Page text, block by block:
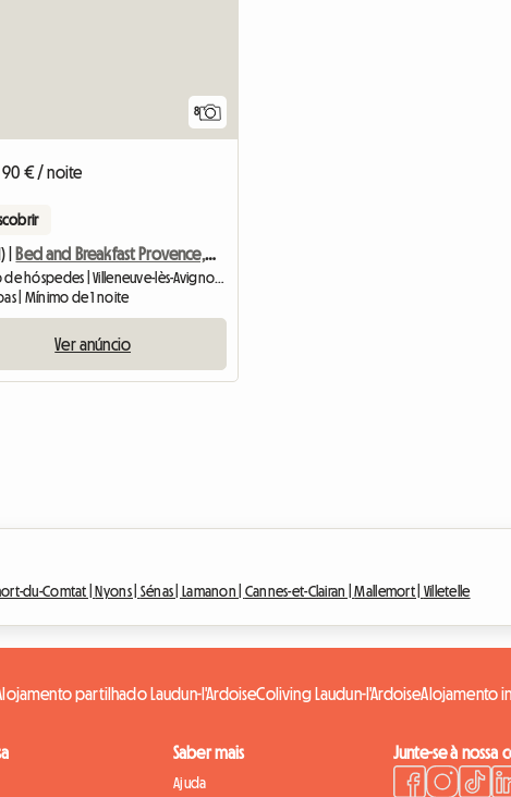
8
90 € / noite
| Bed and Breakfast Provence, em frente a Avignon
| Mínimo de 1 noite
Ver anúncio
du-Comtat |Nyons | Sénas | Lamanon | Cannes-et-Clairan |Mallemort | Villetelle
partilhado Laudun-l'ArdoiseColiving Laudun-l'ArdoiseAlojamento
Saber mais
Ajuda
Junte-se à nossa